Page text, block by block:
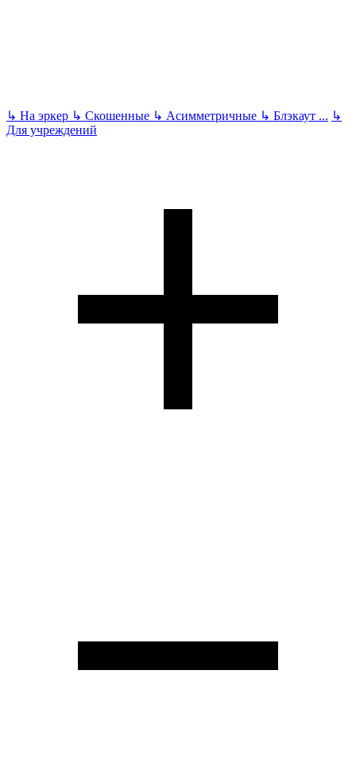
↳ На эркер ↳ Скошенные ↳ Асимметричные ↳ Блэкаут ... ↳
Для учреждений